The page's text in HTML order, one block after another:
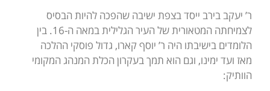
ר’ יעקב בירב ייסד בצפת ישיבה שהפכה להיות הבסיס
לצמיחתה המטאורית של העיר הגלילית במאה ה-16. בין
הלומדים בישיבתו היה ר’ יוסף קארו, גדול פוסקי ההלכה
מאז ועד ימינו, וגם הוא תמך בעקרון הכלת המנהג המקומי
הוותיק: